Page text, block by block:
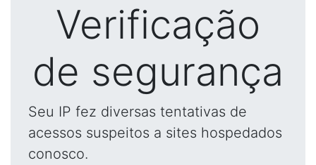
Verificação
de segurança
Seu IP fez diversas tentativas de
acessos suspeitos a sites hospedados
conosco.